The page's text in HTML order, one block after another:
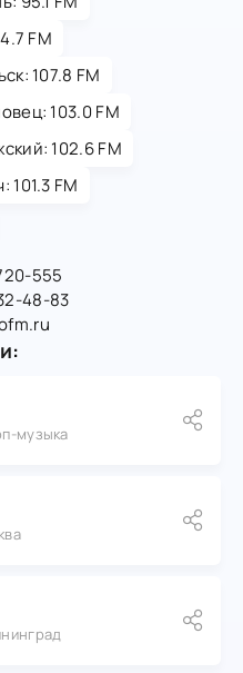
FM
107.8 FM
103.0 FM
102.6 FM
101.3 FM
555
48-83
музыка